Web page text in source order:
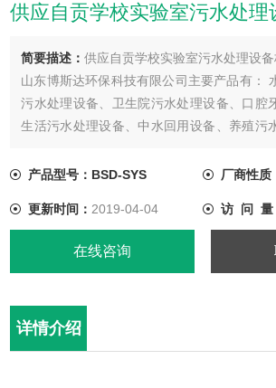
供应自贡学校实验室污水处理
简要描述：供应自贡学校实验室污水处理设
山东博斯达环保科技有限公司主要产品有：
污水处理设备、卫生院污水处理设备、口腔
生活污水处理设备、中水回用设备、养殖污
发、生产、销售及售后服务； 给排水设备类
发、生产、销售及售后
产品型号：BSD-SYS 厂商性质
更新时间： 2019-04-04 访 问 量
在线咨询
详情介绍